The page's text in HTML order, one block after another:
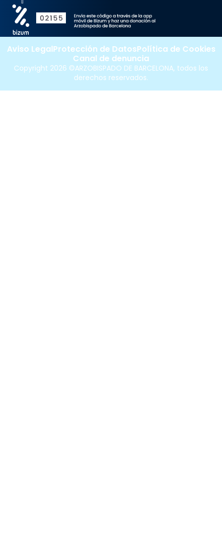
Copyright 2026 ©ARZOBISPADO DE BARCELONA, todos los
derechos reservados.
Aviso LegalProtección de DatosPolítica de Cookies
Canal de denuncia